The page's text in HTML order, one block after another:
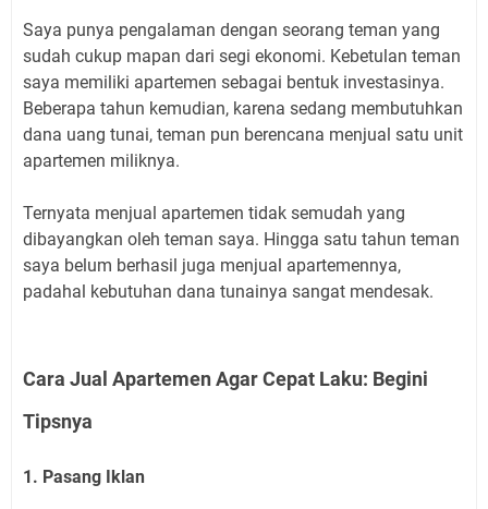
Saya punya pengalaman dengan seorang teman yang
sudah cukup mapan dari segi ekonomi. Kebetulan teman
saya memiliki apartemen sebagai bentuk investasinya.
Beberapa tahun kemudian, karena sedang membutuhkan
dana uang tunai, teman pun berencana menjual satu unit
apartemen miliknya.
Ternyata menjual apartemen tidak semudah yang
dibayangkan oleh teman saya. Hingga satu tahun teman
saya belum berhasil juga menjual apartemennya,
padahal kebutuhan dana tunainya sangat mendesak.
Cara Jual Apartemen Agar Cepat Laku: Begini
Tipsnya
1. Pasang Iklan